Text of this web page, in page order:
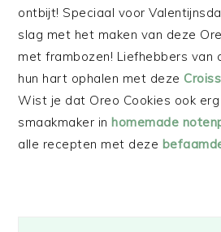
ontbijt! Speciaal voor
slag met het maken van deze
met frambozen! Liefhebbers van
hun hart ophalen met deze
Wist je dat Oreo Cookies ook erg
smaakmaker in homemade
alle recepten met deze